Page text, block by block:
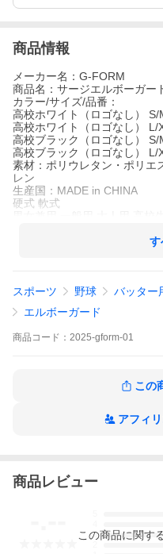
商品情報
メーカー名：G-FORM
商品名：サージエルボーガー
カラー/サイズ/品番：
高校ホワイト（ロゴなし）
高校ホワイト（ロゴなし）
高校ブラック（ロゴなし）
高校ブラック（ロゴなし）
素材：ポリウレタン・ポリエ
レン
生産国：MADE in CHINA
硬式 軟式
あったり、輸送時につく多少
ことがございます。
・商品画像は、実際の商品と
合がございます。
・ご注文確定後のお客様都合
問い合わせご確認の上、お買
・当店は実店舗と在庫を共用
す
スポーツ 野球
バッター
エルボーガード
商品 コード： 2025-gform-01
この
アフィ
商品レビュー
3
この商品に関す